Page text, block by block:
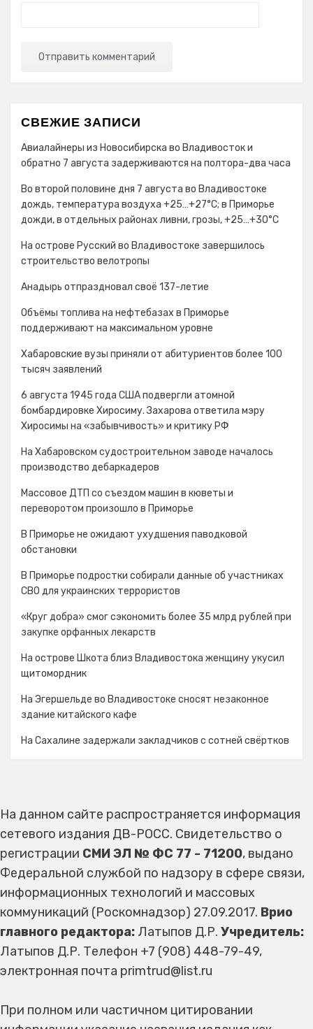
СВЕЖИЕ ЗАПИСИ
Авиалайнеры из Новосибирска во Владивосток и
обратно 7 августа задерживаются на полтора-два часа
Во второй половине дня 7 августа во Владивостоке
дождь, температура воздуха +25…+27°С; в Приморье
дожди, в отдельных районах ливни, грозы, +25…+30°C
На острове Русский во Владивостоке завершилось
строительство велотропы
Анадырь отпраздновал своё 137-летие
Объёмы топлива на нефтебазах в Приморье
поддерживают на максимальном уровне
Хабаровские вузы приняли от абитуриентов более 100
тысяч заявлений
6 августа 1945 года США подвергли атомной
бомбардировке Хиросиму. Захарова ответила мэру
Хиросимы на «забывчивость» и критику РФ
На Хабаровском судостроительном заводе началось
производство дебаркадеров
Массовое ДТП со съездом машин в кюветы и
переворотом произошло в Приморье
В Приморье не ожидают ухудшения паводковой
обстановки
В Приморье подростки собирали данные об участниках
СВО для украинских террористов
«Круг добра» смог сэкономить более 35 млрд рублей при
закупке орфанных лекарств
На острове Шкота близ Владивостока женщину укусил
щитомордник
На Эгершельде во Владивостоке сносят незаконное
здание китайского кафе
На Сахалине задержали закладчиков с сотней свёртков
На данном сайте распространяется информация
сетевого издания ДВ-РОСС. Свидетельство о
регистрации СМИ ЭЛ № ФС 77 - 71200, выдано
Федеральной службой по надзору в сфере связи,
информационных технологий и массовых
коммуникаций (Роскомнадзор) 27.09.2017. Врио
главного редактора: Латыпов Д.Р. Учредитель:
Латыпов Д.Р. Телефон +7 (908) 448-79-49,
электронная почта primtrud@list.ru
При полном или частичном цитировании